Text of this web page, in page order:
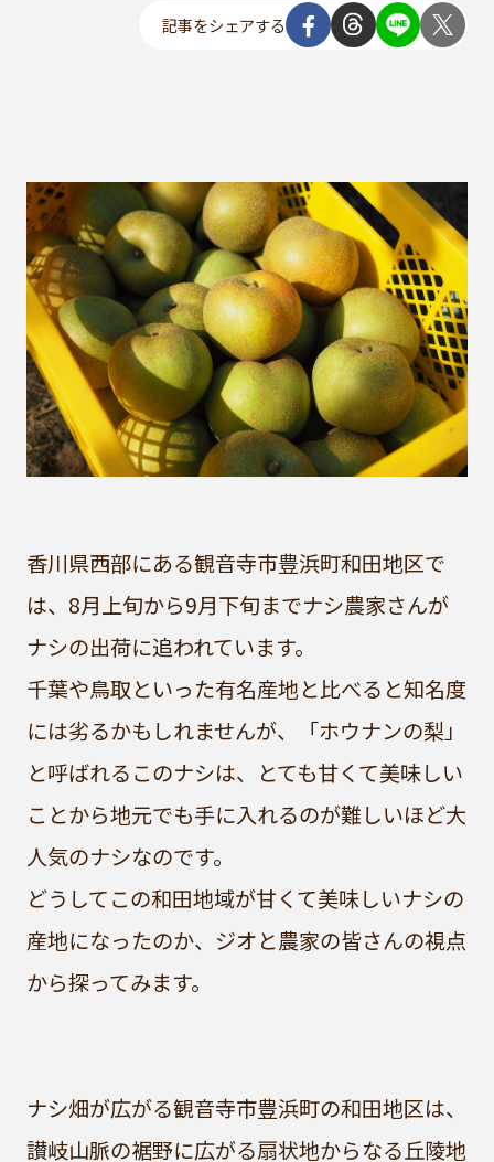
記事をシェアする
香川県西部にある観音寺市豊浜町和田地区で
は、8月上旬から9月下旬までナシ農家さんが
ナシの出荷に追われています。
千葉や鳥取といった有名産地と比べると知名度
には劣るかもしれませんが、「ホウナンの梨」
と呼ばれるこのナシは、とても甘くて美味しい
ことから地元でも手に入れるのが難しいほど大
人気のナシなのです。
どうしてこの和田地域が甘くて美味しいナシの
産地になったのか、ジオと農家の皆さんの視点
から探ってみます。
ナシ畑が広がる観音寺市豊浜町の和田地区は、
讃岐山脈の裾野に広がる扇状地からなる丘陵地